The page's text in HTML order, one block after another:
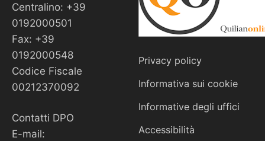
Centralino: +39
0192000501
Fax: +39
0192000548
Codice Fiscale
00212370092
Contatti DPO
E-mail:
Privacy policy
Informativa sui cookie
Informative degli uffici
Accessibilità